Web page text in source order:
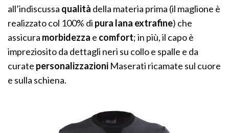
all’indiscussa qualità della materia prima (il maglione è
realizzato col 100% di pura lana extrafine) che
assicura morbidezza e comfort; in più, il capo è
impreziosito da dettagli neri su collo e spalle e da
curate personalizzazioni Maserati ricamate sul cuore
e sulla schiena.